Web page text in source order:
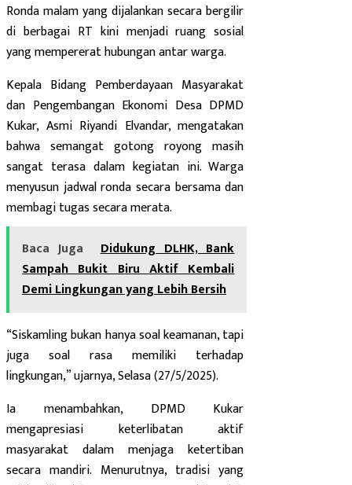
Ronda malam yang dijalankan secara bergilir
di berbagai RT kini menjadi ruang sosial
yang mempererat hubungan antar warga.
Kepala Bidang Pemberdayaan Masyarakat
dan Pengembangan Ekonomi Desa DPMD
Kukar, Asmi Riyandi Elvandar, mengatakan
bahwa semangat gotong royong masih
sangat terasa dalam kegiatan ini. Warga
menyusun jadwal ronda secara bersama dan
membagi tugas secara merata.
Baca Juga
Didukung DLHK, Bank
Sampah Bukit Biru Aktif Kembali
Demi Lingkungan yang Lebih Bersih
“Siskamling bukan hanya soal keamanan, tapi
juga soal rasa memiliki terhadap
lingkungan,” ujarnya, Selasa (27/5/2025).
Ia menambahkan, DPMD Kukar
mengapresiasi keterlibatan aktif
masyarakat dalam menjaga ketertiban
secara mandiri. Menurutnya, tradisi yang